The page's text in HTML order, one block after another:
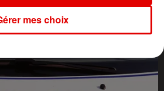
mes choix